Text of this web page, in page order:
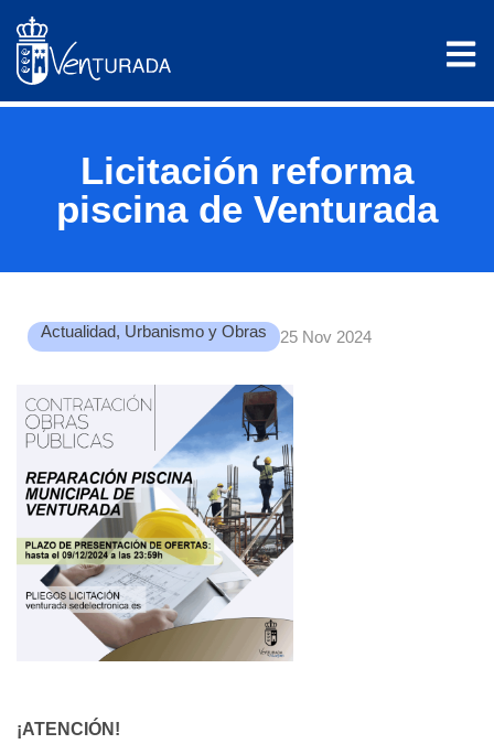
Licitación reforma
piscina de Venturada
Actualidad, Urbanismo y Obras 25 Nov 2024
¡ATENCIÓN!